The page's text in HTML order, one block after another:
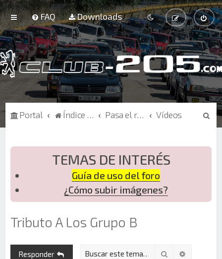
FAQ Downloads
Portal Índice de Foros Pasa el rato Vídeos
B
TEMAS DE INTERÉS
Guía de uso del foro
¿Cómo subir imágenes?
Tributo A Los Grupo B
Responder Buscar